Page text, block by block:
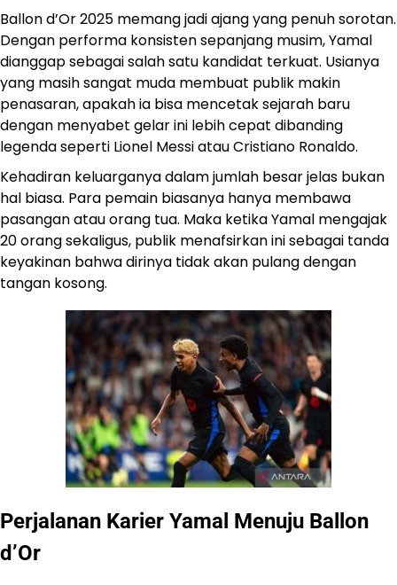
Ballon d’Or 2025 memang jadi ajang yang penuh sorotan.
Dengan performa konsisten sepanjang musim, Yamal
dianggap sebagai salah satu kandidat terkuat. Usianya
yang masih sangat muda membuat publik makin
penasaran, apakah ia bisa mencetak sejarah baru
dengan menyabet gelar ini lebih cepat dibanding
legenda seperti Lionel Messi atau Cristiano Ronaldo.
Kehadiran keluarganya dalam jumlah besar jelas bukan
hal biasa. Para pemain biasanya hanya membawa
pasangan atau orang tua. Maka ketika Yamal mengajak
20 orang sekaligus, publik menafsirkan ini sebagai tanda
keyakinan bahwa dirinya tidak akan pulang dengan
tangan kosong.
Perjalanan Karier Yamal Menuju Ballon
d’Or